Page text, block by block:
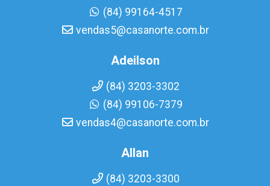
(84) 99164-4517
vendas5@casanorte.com.br
Adeilson
(84) 3203-3302
(84) 99106-7379
vendas4@casanorte.com.br
Allan
(84) 3203-3300